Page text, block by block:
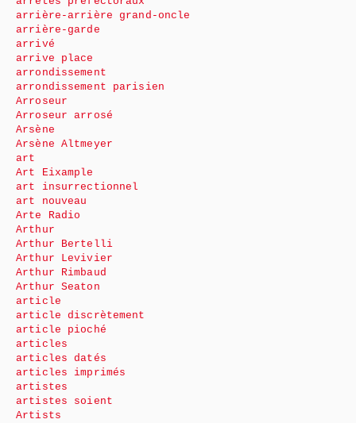
arrière-arrière grand-oncle
arrière-garde
arrivé
arrive place
arrondissement
arrondissement parisien
Arroseur
Arroseur arrosé
Arsène
Arsène Altmeyer
art
Art Eixample
art insurrectionnel
art nouveau
Arte Radio
Arthur
Arthur Bertelli
Arthur Levivier
Arthur Rimbaud
Arthur Seaton
article
article discrètement
article pioché
articles
articles datés
articles imprimés
artistes
artistes soient
Artists